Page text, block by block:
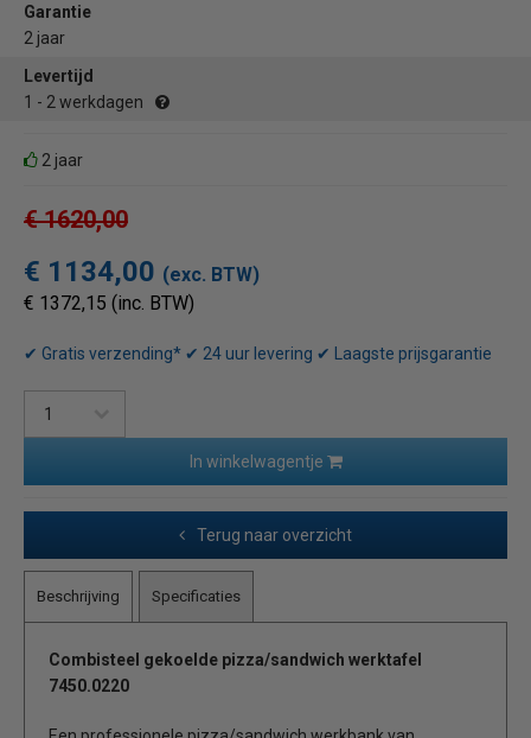
Garantie
2 jaar
Levertijd
1 - 2 werkdagen
2 jaar
€ 1620,00
€ 1134,00 (exc. BTW)
€ 1372,15 (inc. BTW)
✔ Gratis verzending* ✔ 24 uur levering ✔ Laagste prijsgarantie
In winkelwagentje
Terug naar overzicht
Beschrijving Specificaties
Combisteel gekoelde pizza/sandwich werktafel
7450.0220